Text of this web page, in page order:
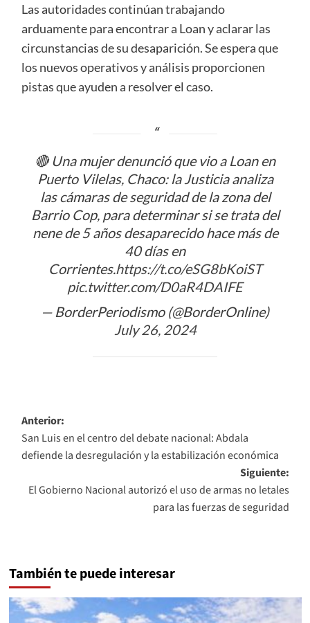
Las autoridades continúan trabajando
arduamente para encontrar a Loan y aclarar las
circunstancias de su desaparición. Se espera que
los nuevos operativos y análisis proporcionen
pistas que ayuden a resolver el caso.
🔴 Una mujer denunció que vio a Loan en
Puerto Vilelas, Chaco: la Justicia analiza
las cámaras de seguridad de la zona del
Barrio Cop, para determinar si se trata del
nene de 5 años desaparecido hace más de
40 días en
Corrientes.https://t.co/eSG8bKoiST
pic.twitter.com/D0aR4DAIFE
— BorderPeriodismo (@BorderOnline)
July 26, 2024
Navegación
de
entradas
Anterior:
San Luis en el centro del debate nacional: Abdala
defiende la desregulación y la estabilización económica
Siguiente:
El Gobierno Nacional autorizó el uso de armas no letales
para las fuerzas de seguridad
También te puede interesar